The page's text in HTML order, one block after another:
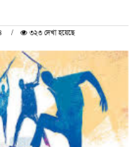
৩২৩ দেখা হয়েছে